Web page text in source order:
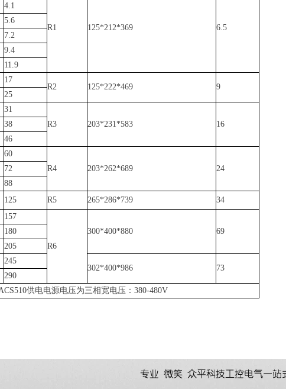
R1 125*212*369 6.5
4.1
5.6
7.2
9.4
11.9
17
R2
125*222*469
9
25
31
R3
203*231*583 16
38
46
60
R4
203*262*689 24
72
88
125 R5 265*286*739
34
157
R6
300*400*880 69
180
205
245
302*400*986
73
290
供电电源电压为三相宽电压： 380-480V